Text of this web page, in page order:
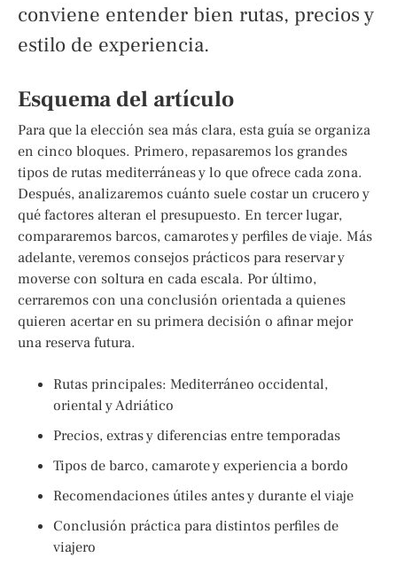
conviene entender bien rutas, precios y
estilo de experiencia.
Esquema del artículo
Para que la elección sea más clara, esta guía se organiza
en cinco bloques. Primero, repasaremos los grandes
tipos de rutas mediterráneas y lo que ofrece cada zona.
Después, analizaremos cuánto suele costar un crucero y
qué factores alteran el presupuesto. En tercer lugar,
compararemos barcos, camarotes y perfiles de viaje. Más
adelante, veremos consejos prácticos para reservar y
moverse con soltura en cada escala. Por último,
cerraremos con una conclusión orientada a quienes
quieren acertar en su primera decisión o afinar mejor
una reserva futura.
Rutas principales: Mediterráneo occidental,
oriental y Adriático
Precios, extras y diferencias entre temporadas
Tipos de barco, camarote y experiencia a bordo
Recomendaciones útiles antes y durante el viaje
Conclusión práctica para distintos perfiles de
viajero